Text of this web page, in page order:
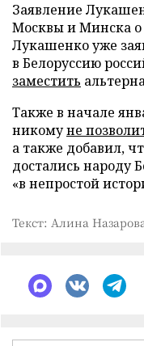
Заявление
Москвы и Минска о
Лукашенко уже
в Белоруссию
заместить
Также в начале
никомуне
а также добавил,
достались народу
«в непростой
Текст: Алина